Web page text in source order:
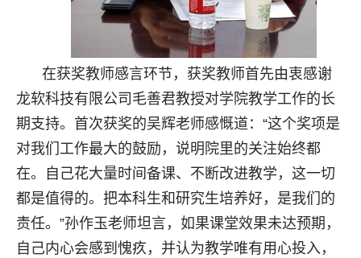
在获奖教师感言环节，获奖教师首先由衷感谢
龙软科技有限公司毛善君教授对学院教学工作的长
期支持。首次获奖的吴辉老师感慨道：“这个奖项是
对我们工作最大的鼓励，说明院里的关注始终都
在。自己花大量时间备课、不断改进教学，这一切
都是值得的。把本科生和研究生培养好，是我们的
责任。”孙作玉老师坦言，如果课堂效果未达预期，
自己内心会感到愧疚，并认为教学唯有用心投入，